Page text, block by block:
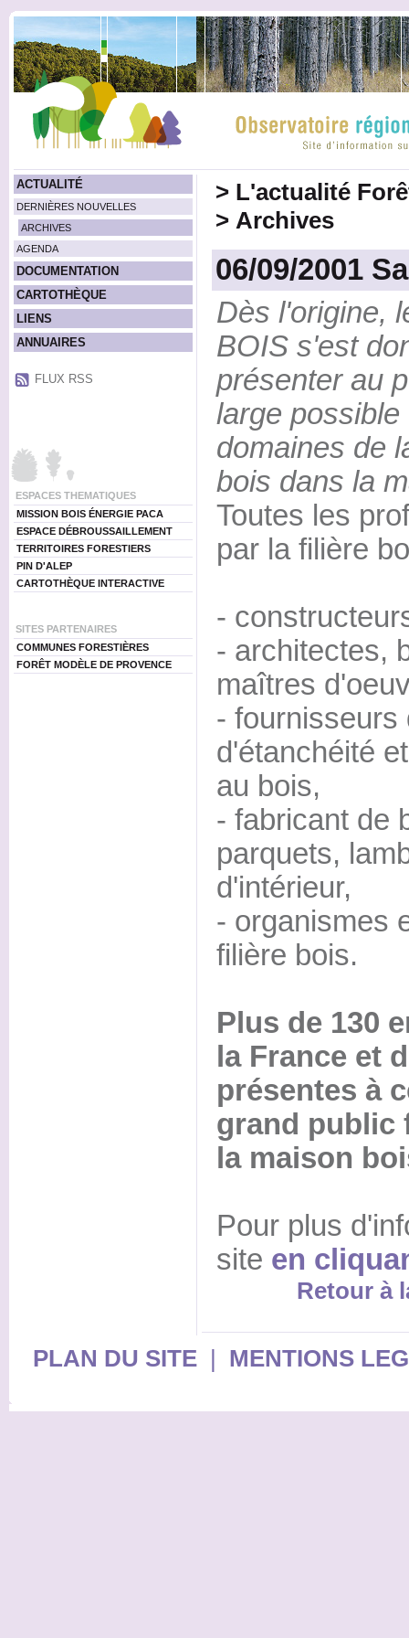
ACTUALITÉ
DERNIÈRES NOUVELLES
ARCHIVES
AGENDA
DOCUMENTATION
CARTOTHÈQUE
LIENS
ANNUAIRES
FLUX RSS
ESPACES THEMATIQUES
MISSION BOIS ÉNERGIE PACA
ESPACE DÉBROUSSAILLEMENT
TERRITOIRES FORESTIERS
PIN D'ALEP
CARTOTHÈQUE INTERACTIVE
SITES PARTENAIRES
COMMUNES FORESTIÈRES
FORÊT MODÈLE DE PROVENCE
> L'actualité
> Archives
06/09/2001
Dès l'origine,
BOIS s'est
présenter au
large
domaines de
bois dans la
Toutes les
par la filière
-
- architectes,
maîtres
- fournisseurs
d'étanchéité
au bois,
- fabricant de
parquets,
d'intérieur,
- organismes
filière bois.
Plus de 130
la France et
présentes à
grand public
la maison
Pour plus
site en
Retour à
PLAN DU SITE| MENTIONS